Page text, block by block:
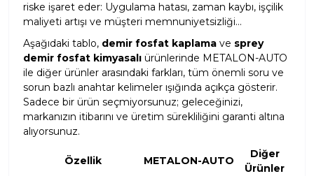
riske işaret eder: Uygulama hatası, zaman kaybı, işçilik
maliyeti artışı ve müşteri memnuniyetsizliği…
Aşağıdaki tablo, demir fosfat kaplama ve sprey
demir fosfat kimyasalı ürünlerinde METALON-AUTO
ile diğer ürünler arasındaki farkları, tüm önemli soru ve
sorun bazlı anahtar kelimeler ışığında açıkça gösterir.
Sadece bir ürün seçmiyorsunuz; geleceğinizi,
markanızın itibarını ve üretim sürekliliğini garanti altına
alıyorsunuz.
Özellik METALON-AUTO
Diğer
Ürünler